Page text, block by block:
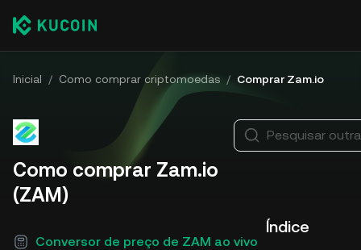
Inicial / Como comprar criptomoedas / Comprar Zam.io
Como comprar Zam.io
(ZAM)
Conversor de preço de ZAM ao vivo
Pesquisar
Índice